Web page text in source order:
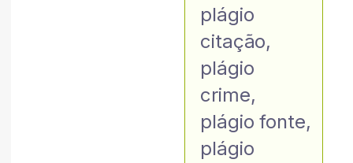
plágio
citação,
plágio
crime,
plágio fonte,
plágio